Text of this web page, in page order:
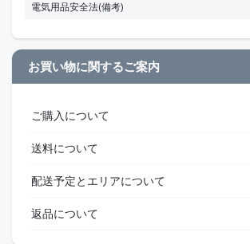
電気用品安全法(備考)
お買い物に関するご案内
ご購入について
送料について
配送予定とエリアについて
返品について